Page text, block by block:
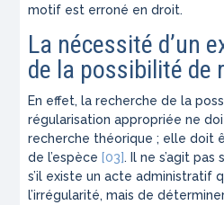
motif est erroné en droit.
La nécessité d’un
de la possibilité de
En effet, la recherche de la
régularisation appropriée ne
recherche théorique ; elle doit
de l’espèce [03]. Il ne s’agit
s’il existe un acte administratif
l’irrégularité, mais de